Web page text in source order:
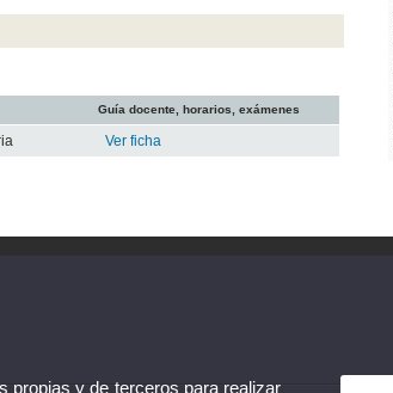
Guía docente, horarios, exámenes
Ver ficha
propias y de terceros para realizar